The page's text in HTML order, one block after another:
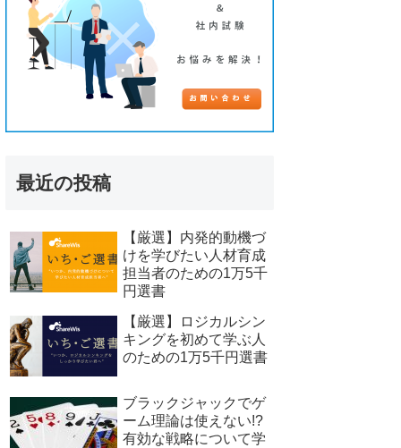
最近の投稿
【厳選】内発的動機づ
けを学びたい人材育成
担当者のための1万5千
円選書
【厳選】ロジカルシン
キングを初めて学ぶ人
のための1万5千円選書
ブラックジャックでゲ
ーム理論は使えない!?
有効な戦略について学